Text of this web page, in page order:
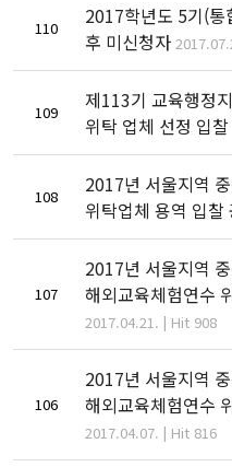
110
2017학년도 5기(통
후 미신청자
109
제113기 교육행정
위탁 업체 선정 입
108
2017년 서울지역
위탁업체 용역 입찰
107
2017년 서울지역
해외교육체험연수
2017.04.21. | Hit 908
106
2017년 서울지역
해외교육체험연수
2017.04.07. | Hit 816